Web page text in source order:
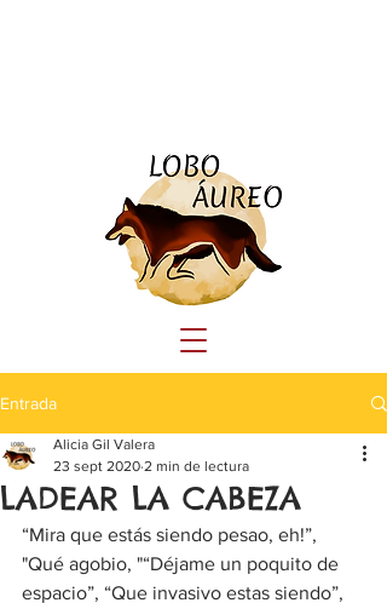
Entrada
LADEAR LA CABEZA
Alicia Gil Valera
23 sept 2020 2 min de lectura
“Mira que estás siendo pesao, eh!”,
"Qué agobio, "“Déjame un poquito de
espacio”, “Que invasivo estas siendo”,